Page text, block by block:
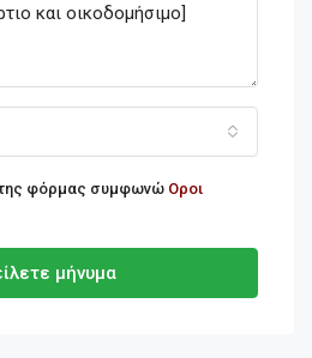
φόρμας συμφωνώ Οροι
μήνυμα